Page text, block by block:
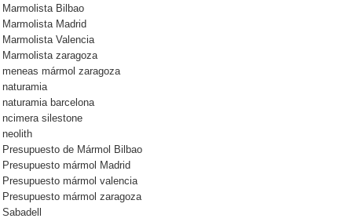
Marmolista Bilbao
Marmolista Madrid
Marmolista Valencia
Marmolista zaragoza
meneas mármol zaragoza
naturamia
naturamia barcelona
ncimera silestone
neolith
Presupuesto de Mármol Bilbao
Presupuesto mármol Madrid
Presupuesto mármol valencia
Presupuesto mármol zaragoza
Sabadell